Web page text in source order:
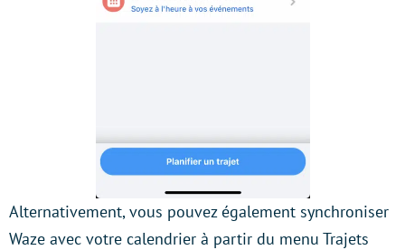
Alternativement, vous pouvez également synchroniser
Waze avec votre calendrier à partir du menu Trajets